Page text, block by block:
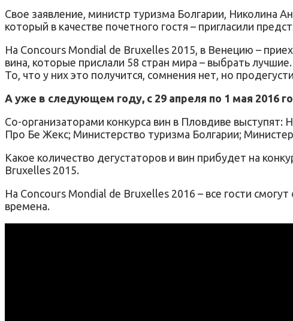
Свое заявление, министр туризма Болгарии, Николина
который в качестве почетного гостя – пригласили
На Concours Mondial de Bruxelles 2015, в Венецию –
вина, которые прислали 58 стран мира – выбрать лучшие.
То, что у них это получится, сомнения нет, но
А уже в следующем году, с 29 апреля по 1 мая 2016
Со-организаторами конкурса вин в Пловдиве
Про Бе Жекс; Министерство туризма Болгарии;
Какое количество дегустаторов и вин прибудет на
Bruxelles 2015.
На Concours Mondial de Bruxelles 2016 – все гости
времена.